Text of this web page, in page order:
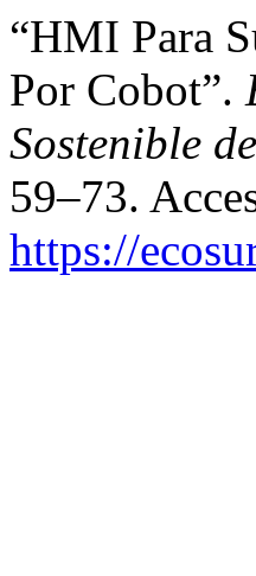
“HMI Para
Por Cobot”.
Sostenible
59–73.
https://